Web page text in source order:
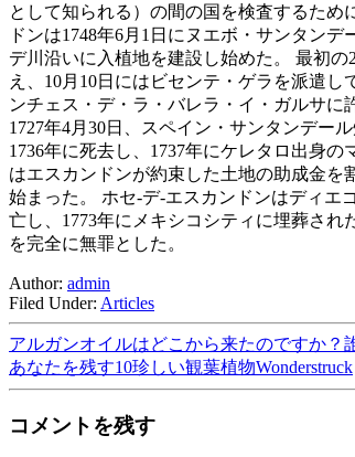
として知られる）の間の国を検査するため
ドンは1748年6月1日にヌエボ・サンタン
デ川沿いに入植地を建設し始めた。 最初の
え、10月10日にはビセンテ・ゲラを派遣
ンチェス・デ・ラ・バレラ・イ・ガルサに
1727年4月30日、スペイン・サンタンデー
1736年に死去し、1737年にケレタロ出身
はエスカンドンが約束した土地の助成金
始まった。 ホセ-デ-エスカンドンはディエ
亡し、1773年にメキシコシティに埋葬さ
を完全に無罪とした。
Author: admin
Filed Under: Articles
アルガンオイルはどこから来たのですか？
あなたを残す10珍しい観葉植物Wonderstruck
コメントを残す